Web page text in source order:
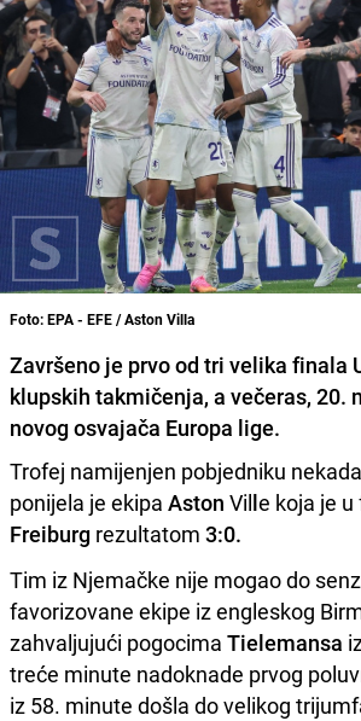
Foto: EPA - EFE / Aston Villa
Završeno je prvo od tri velika finala
klupskih takmičenja, a večeras, 20.
novog osvajača Europa lige.
Trofej namijenjen pobjedniku
ponijela je ekipa Aston Ville koja je
Freiburg rezultatom 3:0.
Tim iz Njemačke nije mogao do
favorizovane ekipe iz engleskog
zahvaljujući pogocima Tielemansa
treće minute nadoknade prvog
iz 58. minute došla do velikog